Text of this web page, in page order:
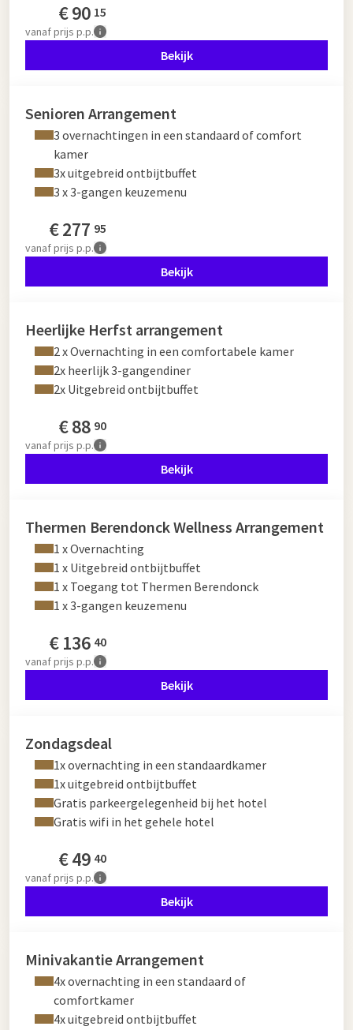
€90 15
vanafprijs p.p.
Bekijk
Senioren Arrangement
3 overnachtingen in een standaard of comfort
kamer
3x uitgebreid ontbijtbuffet
3 x 3-gangen keuzemenu
€277 95
vanafprijs p.p.
Bekijk
Heerlijke Herfst arrangement
2 x Overnachting in een comfortabele kamer
2x heerlijk 3-gangendiner
2x Uitgebreid ontbijtbuffet
€88 90
vanafprijs p.p.
Bekijk
Thermen Berendonck Wellness Arrangement
1 x Overnachting
1 x Uitgebreid ontbijtbuffet
1 x Toegang tot Thermen Berendonck
1 x 3-gangen keuzemenu
€136 40
vanafprijs p.p.
Bekijk
Zondagsdeal
1x overnachting in een standaardkamer
1x uitgebreid ontbijtbuffet
Gratis parkeergelegenheid bij het hotel
Gratis wifi in het gehele hotel
€49 40
vanafprijs p.p.
Bekijk
Minivakantie Arrangement
4x overnachting in een standaard of
comfortkamer
4x uitgebreid ontbijtbuffet